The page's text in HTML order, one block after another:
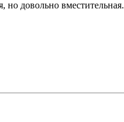
но довольно вместительная.